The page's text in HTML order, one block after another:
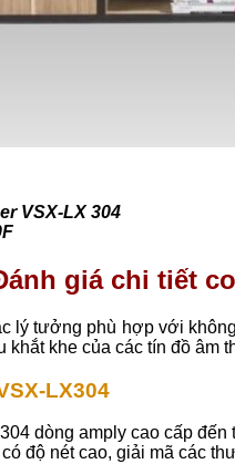
VSX-LX 304
giá chi tiết
lý tưởng phù hợp với
khe của các tín đồ âm
LX304
dòng amply cao cấp
độ nét cao, giải mã các